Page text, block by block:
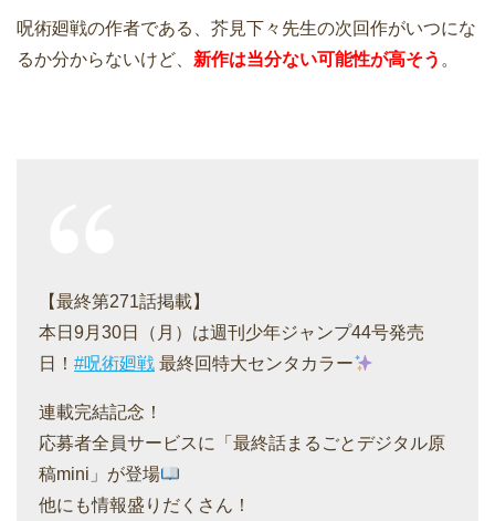
呪術廻戦の作者である、芥見下々先生の次回作がいつにな
るか分からないけど、 新作は当分ない可能性が高そう 。
【最終第271話掲載】
本日9月30日（月）は週刊少年ジャンプ44号発売
日！ #呪術廻戦 最終回特大センタカラー
連載完結記念！
応募者全員サービスに「最終話まるごとデジタル原
稿mini」が登場
他にも情報盛りだくさん！